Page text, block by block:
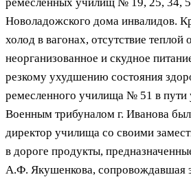
Новоладожского дома инвалидов.
холод в вагонах, отсутствие теплой
неорганизованное и скудное
резкому ухудшению состояния
ремесленного училища № 51 в пути
Военным трибуналом г. Иванова
директор училища со своими
в дороге продукты,
А.Ф. Якушенкова, сопровождавшая